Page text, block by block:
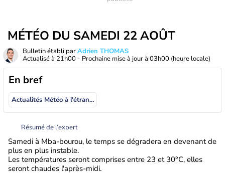
MÉTÉO DU SAMEDI 22 AOÛT
Bulletin établi parAdrien THOMAS
Actualisé à 21h00 - Prochaine mise à jour à 03h00 (heure locale)
En bref
Actualités Météo à l'étranger
Résumé de l’expert
Samedi à Mba-bourou, le temps se dégradera en devenant de
plus en plus instable.
Les températures seront comprises entre 23 et 30°C, elles
seront chaudes l'après-midi.